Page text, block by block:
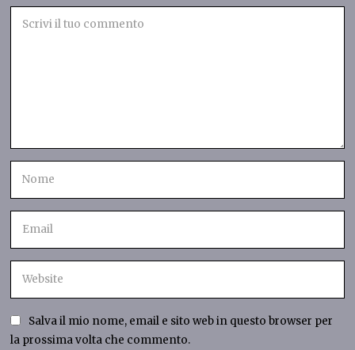
Salva il mio nome, email e sito web in questo browser per
la prossima volta che commento.